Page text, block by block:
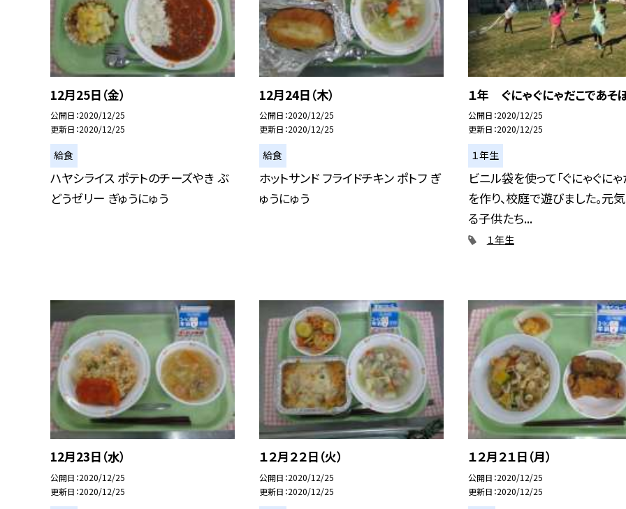
12月25日（金）
公開日 2020/12/25
更新日 2020/12/25
給食
ハヤシライス ポテトのチーズやき ぶ
どうゼリー ぎゅうにゅう
12月24日（木）
公開日 2020/12/25
更新日 2020/12/25
給食
ホットサンド フライドチキン ポトフ ぎ
ゅうにゅう
１年 ぐにゃぐにゃだこであそ
公開日 2020/12/25
更新日 2020/12/25
１年生
ビニル袋を使って「ぐにゃぐにゃ
を作り、校庭で遊びました。元
る子供たち...
１年生
12月23日（水）
公開日 2020/12/25
更新日 2020/12/25
１２月２２日（火）
公開日 2020/12/25
更新日 2020/12/25
１２月２１日（月）
公開日 2020/12/25
更新日 2020/12/25